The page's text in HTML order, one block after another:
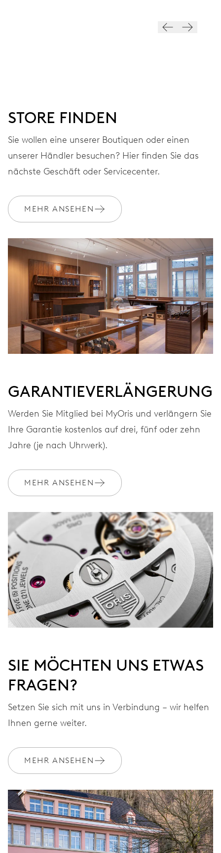
GARANTIE 2 Jahre
Werden Sie Mitglied bei MyOris und verlängern Sie Ihre Garantie
kostenlos auf 3 Jahre
STORE FINDEN
Sie wollen eine unserer Boutiquen oder einen
unserer Händler besuchen? Hier finden Sie das
nächste Geschäft oder Servicecenter.
MEHR ANSEHEN
GARANTIEVERLÄNGERUNG
Werden Sie Mitglied bei MyOris und verlängern Sie
Ihre Garantie kostenlos auf drei, fünf oder zehn
Jahre (je nach Uhrwerk).
MEHR ANSEHEN
SIE MÖCHTEN UNS ETWAS
FRAGEN?
Setzen Sie sich mit uns in Verbindung – wir helfen
Ihnen gerne weiter.
MEHR ANSEHEN